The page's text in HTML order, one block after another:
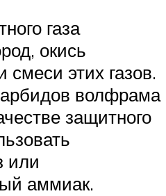
газа
окись
смеси этих газов.
волфрама
защитного
или
аммиак.